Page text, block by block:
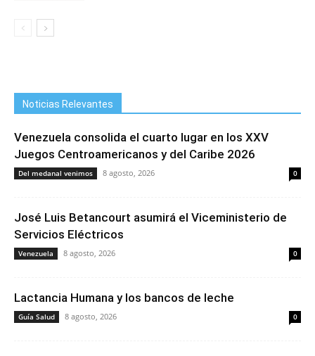
Noticias Relevantes
Venezuela consolida el cuarto lugar en los XXV
Juegos Centroamericanos y del Caribe 2026
Del medanal venimos 8 agosto, 2026 0
José Luis Betancourt asumirá el Viceministerio de
Servicios Eléctricos
Venezuela 8 agosto, 2026 0
Lactancia Humana y los bancos de leche
Guía Salud 8 agosto, 2026 0